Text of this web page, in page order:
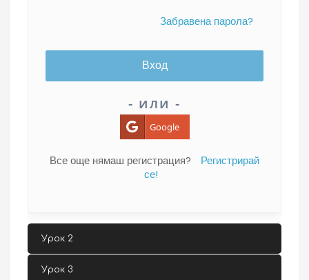
Забравена парола?
- или -
Google
Все още нямаш регистрация?
Регистрирай
се!
Урок 2
Урок 3